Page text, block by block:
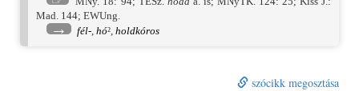
Mad. 144; EWUng.
→ fél-,hó²,holdkóros
szócikk megosztása